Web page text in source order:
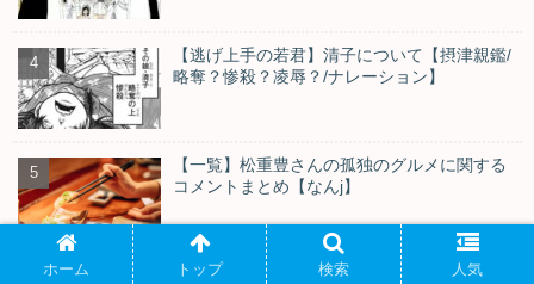
【逃げ上手の若君】清子について【摂津親鑑/
略奪？惨殺？凌辱？/ナレーション】
【一覧】松重豊さんの孤独のグルメに関する
コメントまとめ【なんj】
【幻影旅団】サラサ殺害犯が残したメッセー
ホーム トップ 検索 人気